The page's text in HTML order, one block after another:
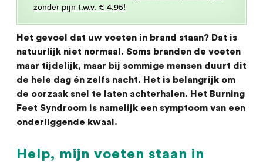
zonder pijn t.w.v. € 4,95!
Het gevoel dat uw voeten in brand staan? Dat is
natuurlijk niet normaal. Soms branden de voeten
maar tijdelijk, maar bij sommige mensen duurt dit
de hele dag én zelfs nacht. Het is belangrijk om
de oorzaak snel te laten achterhalen. Het Burning
Feet Syndroom is namelijk een symptoom van een
onderliggende kwaal.
Help, mijn voeten staan in